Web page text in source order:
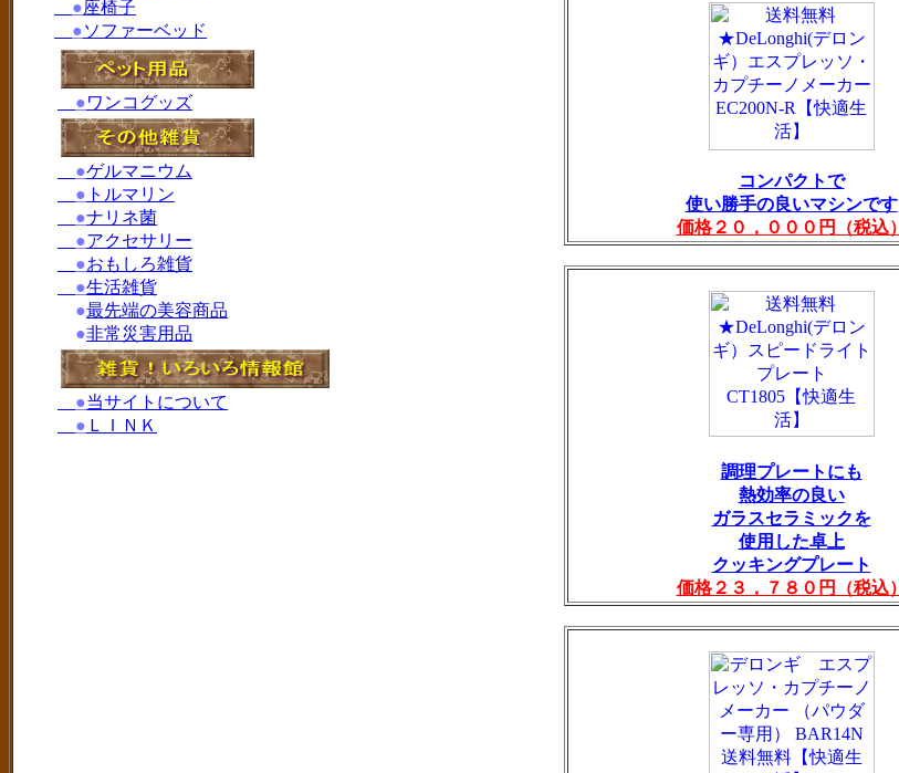
コンパクトで
使い勝手の良いマシンです
価格２０，０００円（税込）
調理プレートにも
熱効率の良い
ガラスセラミックを
使用した卓上
クッキングプレート
価格２３，７８０円（税込）
●座椅子
●ソファーベッド
●ワンコグッズ
●ゲルマニウム
● トルマリン
●ナリネ菌
●アクセサリー
●おもしろ雑貨
●生活雑貨
●最先端の美容商品
●非常災害用品
●当サイトについて
● ＬＩＮＫ